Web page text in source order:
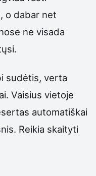
o dabar net
ne visada
sudėtis, verta
Vaisius vietoje
automatiškai
Reikia skaityti